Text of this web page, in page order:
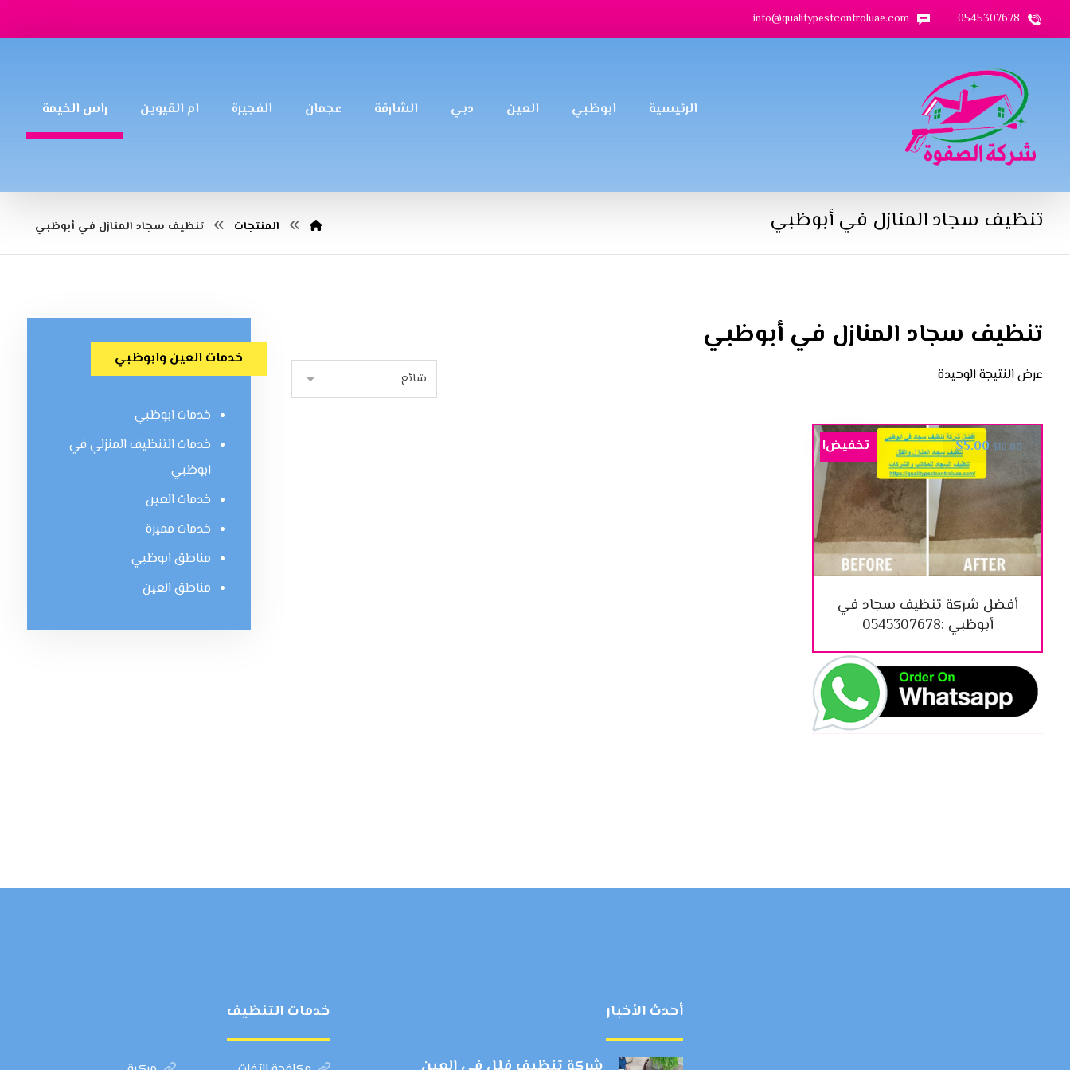
0545307678
info@qualitypestcontroluae.com
الرئيسية ابوظبي العين دبي الشارقة عجمان الفجيرة ام القيوين راس الخيمة
تنظيف سجاد المنازل في أبوظبي المنتجات تنظيف سجاد المنازل في أبوظبي
تنظيف سجاد المنازل في أبوظبي
عرض النتيجة الوحيدة
أفضل شركة تنظيف سجاد في
أبوظبي :0545307678
$10.00
$5.00 تخفيض!
خدمات العين وابوظبي
خدمات ابوظبي
خدمات التنظيف المنزلي في
ابوظبي
خدمات العين
خدمات مميزة
مناطق ابوظبي
مناطق العين
أحدث الأخبار خدمات التنظيف